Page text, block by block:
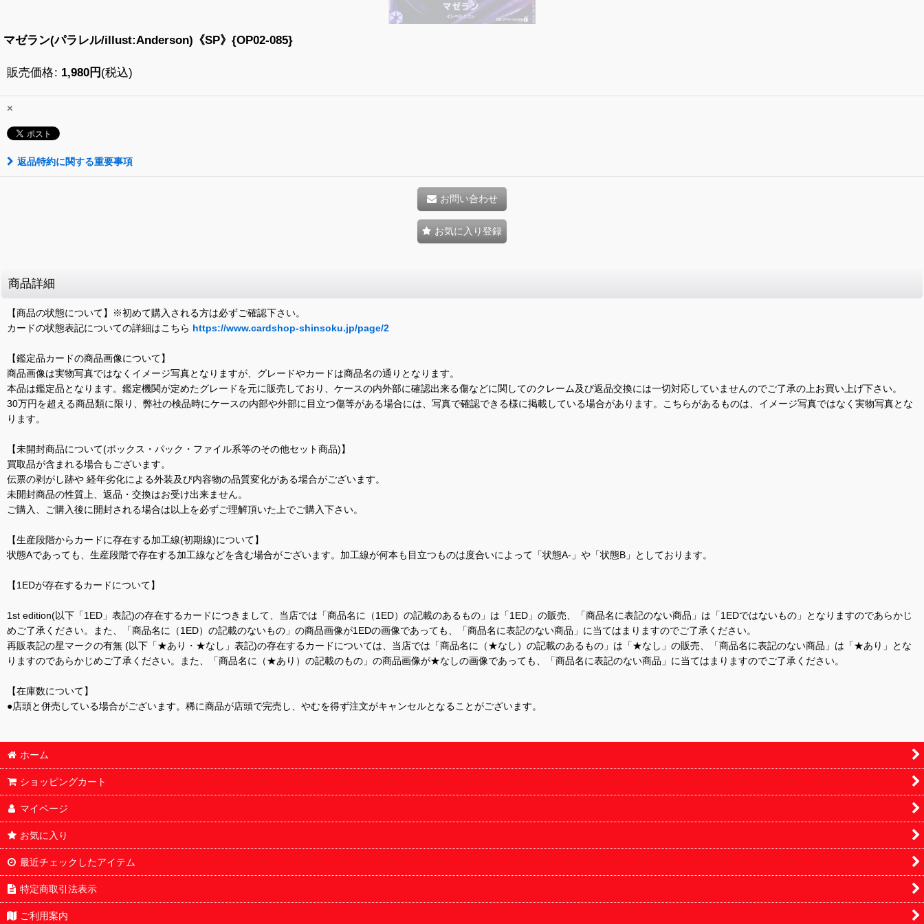
マゼラン(パラレル/illust:Anderson)《SP》{OP02-085}
販売価格: 1,980円 (税込)
×
返品特約に関する重要事項
お問い合わせ
お気に入り登録
商品詳細
【商品の状態について】※初めて購入される方は必ずご確認下さい。
カードの状態表記についての詳細はこちら https://www.cardshop-shinsoku.jp/page/2
【鑑定品カードの商品画像について】
商品画像は実物写真ではなくイメージ写真となりますが、グレードやカードは商品名の通りとなります。
本品は鑑定品となります。鑑定機関が定めたグレードを元に販売しており、ケースの内外部に確認出来る傷などに関してのクレーム及び返品交換には一切対応していませんのでご了承の上お買い上げ下さい。
30万円を超える商品類に限り、弊社の検品時にケースの内部や外部に目立つ傷等がある場合には、写真で確認できる様に掲載している場合があります。こちらがあるものは、イメージ写真ではなく実物写真とな
ります。
【未開封商品について(ボックス・パック・ファイル系等のその他セット商品)】
買取品が含まれる場合もございます。
伝票の剥がし跡や 経年劣化による外装及び内容物の品質変化がある場合がございます。
未開封商品の性質上、返品・交換はお受け出来ません。
ご購入、ご購入後に開封される場合は以上を必ずご理解頂いた上でご購入下さい。
【生産段階からカードに存在する加工線(初期線)について】
状態Aであっても、生産段階で存在する加工線などを含む場合がございます。加工線が何本も目立つものは度合いによって「状態A-」や「状態B」としております。
【1EDが存在するカードについて】
1st edition(以下「1ED」表記)の存在するカードにつきまして、当店では「商品名に（1ED）の記載のあるもの」は「1ED」の販売、「商品名に表記のない商品」は「1EDではないもの」となりますのであらかじ
めご了承ください。また、「商品名に（1ED）の記載のないもの」の商品画像が1EDの画像であっても、「商品名に表記のない商品」に当てはまりますのでご了承ください。
再販表記の星マークの有無 (以下「★あり・★なし」表記)の存在するカードについては、当店では「商品名に（★なし）の記載のあるもの」は「★なし」の販売、「商品名に表記のない商品」は「★あり」とな
りますのであらかじめご了承ください。また、「商品名に（★あり）の記載のもの」の商品画像が★なしの画像であっても、「商品名に表記のない商品」に当てはまりますのでご了承ください。
【在庫数について】
●店頭と併売している場合がございます。稀に商品が店頭で完売し、やむを得ず注文がキャンセルとなることがございます。
ホーム
ショッピングカート
マイページ
お気に入り
最近チェックしたアイテム
特定商取引法表示
ご利用案内